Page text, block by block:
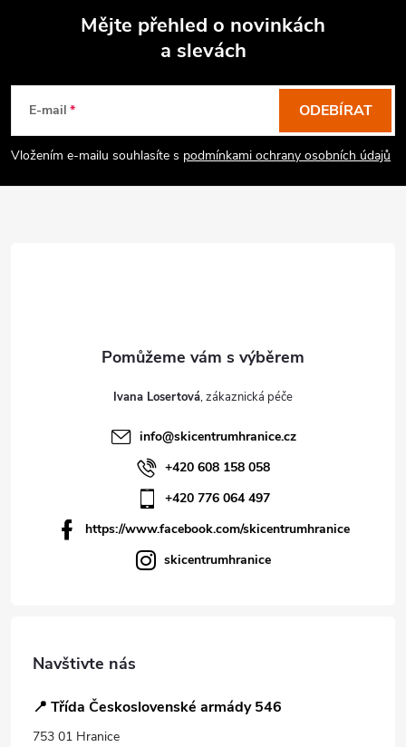
Mějte přehled o novinkách
a slevách
E-mail
Vložením e-mailu souhlasíte s podmínkami ochrany osobních údajů
ODEBÍRAT
Ivana Losertová
info@skicentrumhranice.cz
+420 608 158 058
+420 776 064 497
https://www.facebook.com/skicentrumhranice
skicentrumhranice
Navštivte nás
📍 Třída Československé armády 546
753 01 Hranice